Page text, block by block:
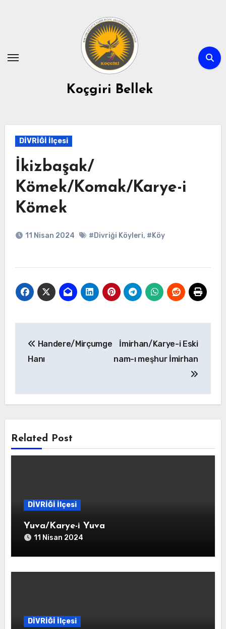
Koçgiri Bellek
DİVRİĞİ İlçesi
İkizbaşak/
Kömek/Komak/Karye-i
Kömek
11 Nisan 2024 #Divriği Köyleri, #Köy
gezinmesi
Handere/Mirçumge
Hanı
İmirhan/Karye-i Eski
nam-ı meşhur İmirhan
Related Post
DİVRİĞİ İlçesi
Yuva/Karye-i Yuva
11 Nisan 2024
DİVRİĞİ İlçesi